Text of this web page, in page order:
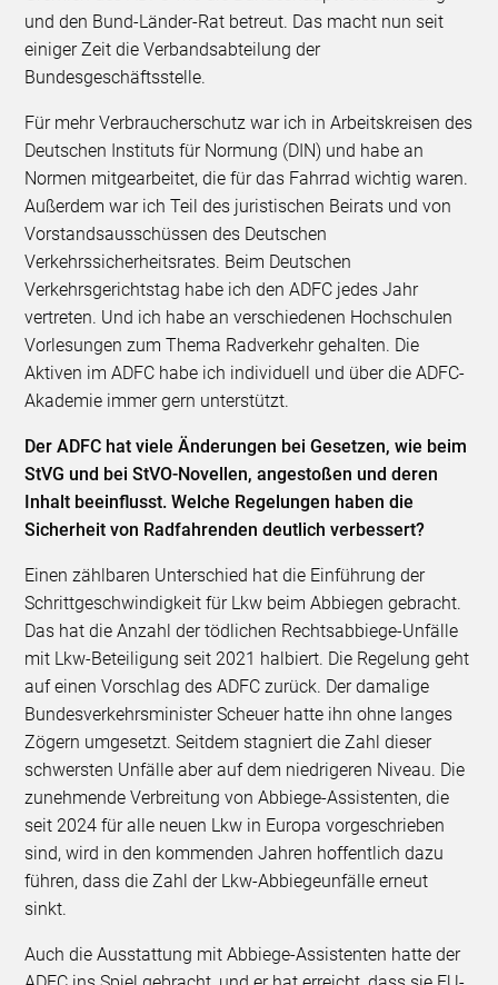
und den Bund-Länder-Rat betreut. Das macht nun seit
einiger Zeit die Verbandsabteilung der
Bundesgeschäftsstelle.
Für mehr Verbraucherschutz war ich in Arbeitskreisen des
Deutschen Instituts für Normung (DIN) und habe an
Normen mitgearbeitet, die für das Fahrrad wichtig waren.
Außerdem war ich Teil des juristischen Beirats und von
Vorstandsausschüssen des Deutschen
Verkehrssicherheitsrates. Beim Deutschen
Verkehrsgerichtstag habe ich den ADFC jedes Jahr
vertreten. Und ich habe an verschiedenen Hochschulen
Vorlesungen zum Thema Radverkehr gehalten. Die
Aktiven im ADFC habe ich individuell und über die ADFC-
Akademie immer gern unterstützt.
Der ADFC hat viele Änderungen bei Gesetzen, wie beim
StVG und bei StVO-Novellen, angestoßen und deren
Inhalt beeinflusst. Welche Regelungen haben die
Sicherheit von Radfahrenden deutlich verbessert?
Einen zählbaren Unterschied hat die Einführung der
Schrittgeschwindigkeit für Lkw beim Abbiegen gebracht.
Das hat die Anzahl der tödlichen Rechtsabbiege-Unfälle
mit Lkw-Beteiligung seit 2021 halbiert. Die Regelung geht
auf einen Vorschlag des ADFC zurück. Der damalige
Bundesverkehrsminister Scheuer hatte ihn ohne langes
Zögern umgesetzt. Seitdem stagniert die Zahl dieser
schwersten Unfälle aber auf dem niedrigeren Niveau. Die
zunehmende Verbreitung von Abbiege-Assistenten, die
seit 2024 für alle neuen Lkw in Europa vorgeschrieben
sind, wird in den kommenden Jahren hoffentlich dazu
führen, dass die Zahl der Lkw-Abbiegeunfälle erneut
sinkt.
Auch die Ausstattung mit Abbiege-Assistenten hatte der